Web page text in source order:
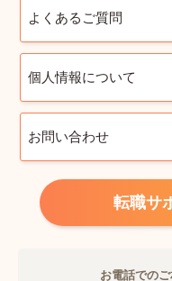
よくあるご質問
個人情報について
お問い合わせ
転職サ
お電話での